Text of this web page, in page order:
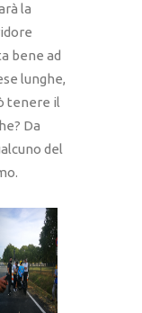
la
bene ad
lunghe,
tenere il
Da
del